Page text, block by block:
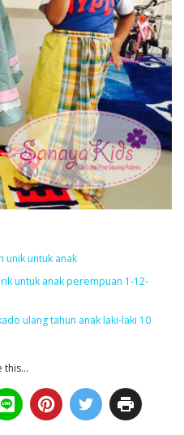
unik untuk anak
untuk anak perempuan 1-12-
ulang tahun anak laki-laki 10
this...